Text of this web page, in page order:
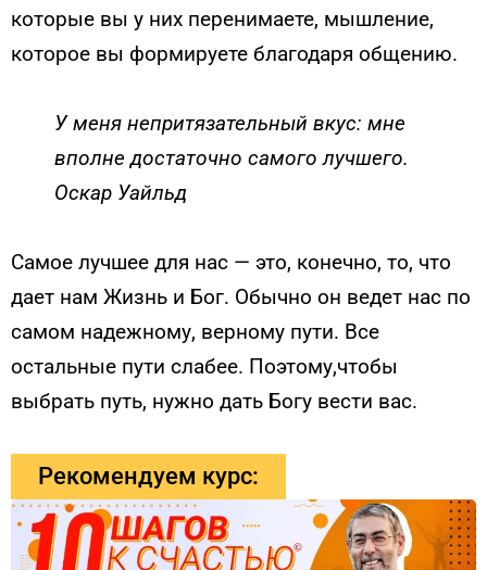
которые вы у них перенимаете, мышление,
которое вы формируете благодаря общению.
У меня непритязательный вкус: мне
вполне достаточно самого лучшего.
Оскар Уайльд
Самое лучшее для нас — это, конечно, то, что
дает нам Жизнь и Бог. Обычно он ведет нас по
самом надежному, верному пути. Все
остальные пути слабее. Поэтому,чтобы
выбрать путь, нужно дать Богу вести вас.
Рекомендуем курс: